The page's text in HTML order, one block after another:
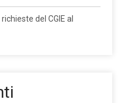
del CGIE al